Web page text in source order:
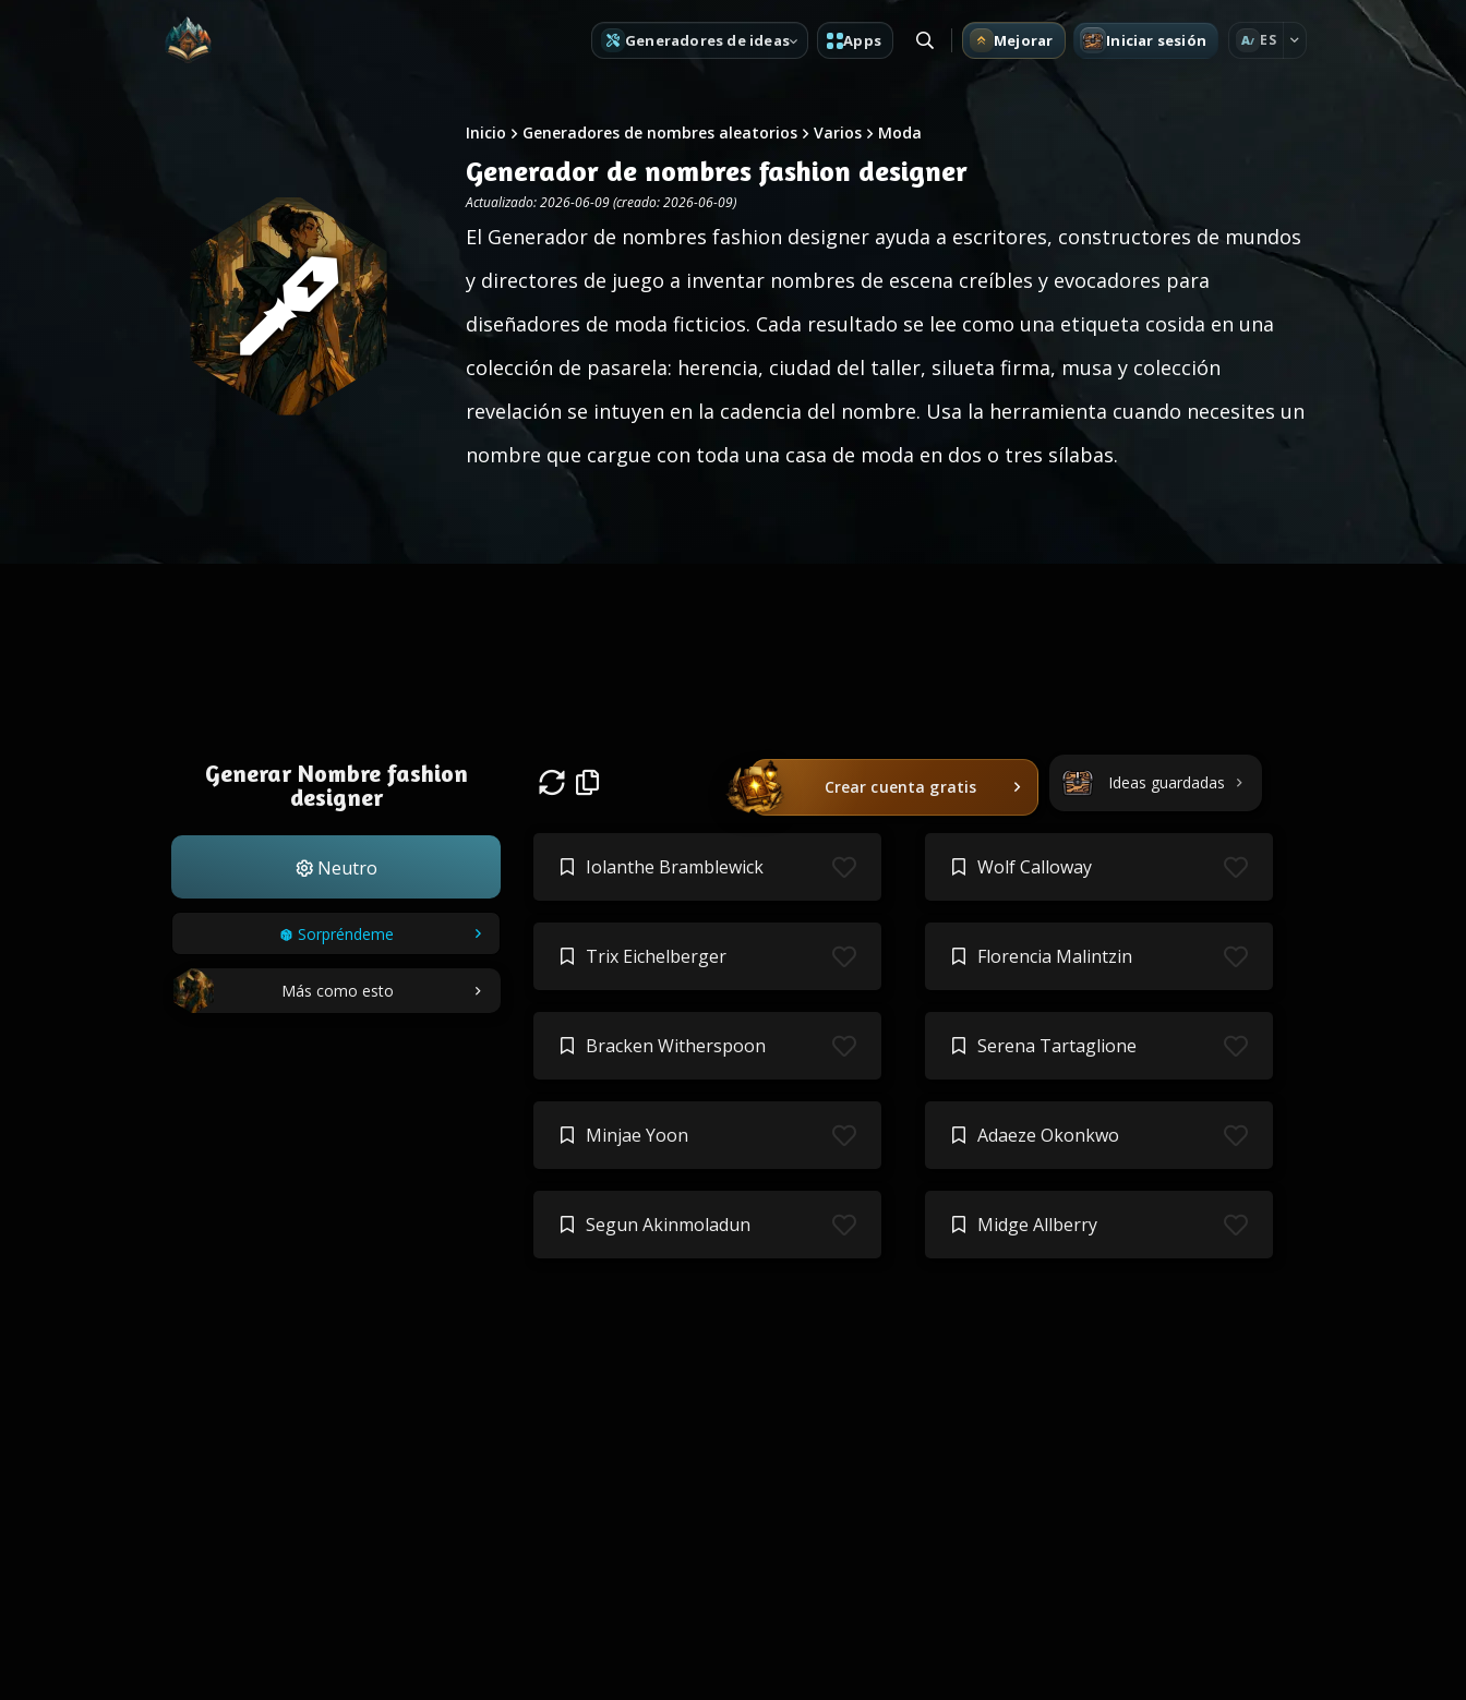
Generadores de ideas Apps Mejorar Iniciar sesión A ES
Inicio Generadores de nombres aleatorios Varios Moda
Generador de nombres fashion designer
Actualizado: 2026-06-09 (creado: 2026-06-09)
El Generador de nombres fashion designer ayuda a escritores, constructores de mundos
y directores de juego a inventar nombres de escena creíbles y evocadores para
diseñadores de moda ficticios. Cada resultado se lee como una etiqueta cosida en una
colección de pasarela: herencia, ciudad del taller, silueta firma, musa y colección
revelación se intuyen en la cadencia del nombre. Usa la herramienta cuando necesites un
nombre que cargue con toda una casa de moda en dos o tres sílabas.
Generar Nombre fashion
designer
Neutro
Sorpréndeme
Más como esto
Crear cuenta gratis Ideas guardadas
Iolanthe Bramblewick Wolf Calloway
Trix Eichelberger Florencia Malintzin
Bracken Witherspoon Serena Tartaglione
Minjae Yoon Adaeze Okonkwo
Segun Akinmoladun Midge Allberry